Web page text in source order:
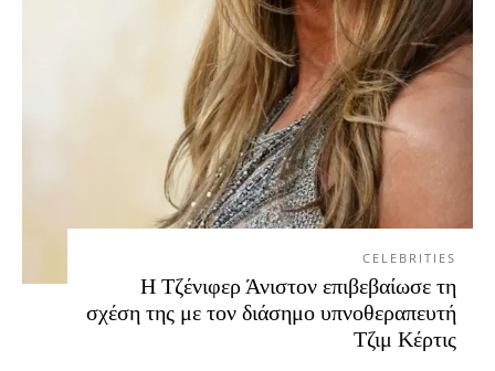
CELEBRITIES
Η Τζένιφερ Άνιστον επιβεβαίωσε τη
σχέση της με τον διάσημο υπνοθεραπευτή
Τζιμ Κέρτις